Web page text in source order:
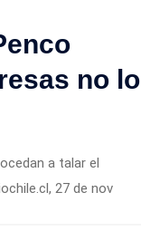
no lo
a talar el
27 de nov